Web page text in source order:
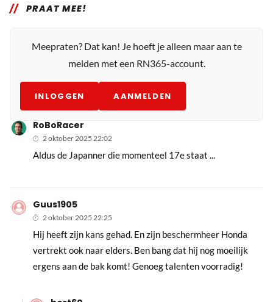
PRAAT MEE!
Meepraten? Dat kan! Je hoeft je alleen maar aan te
melden met een RN365-account.
INLOGGEN AANMELDEN
RoBoRacer
2 oktober 2025 22:02
Aldus de Japanner die momenteel 17e staat ...
Guus1905
2 oktober 2025 22:25
Hij heeft zijn kans gehad. En zijn beschermheer Honda
vertrekt ook naar elders. Ben bang dat hij nog moeilijk
ergens aan de bak komt! Genoeg talenten voorradig!